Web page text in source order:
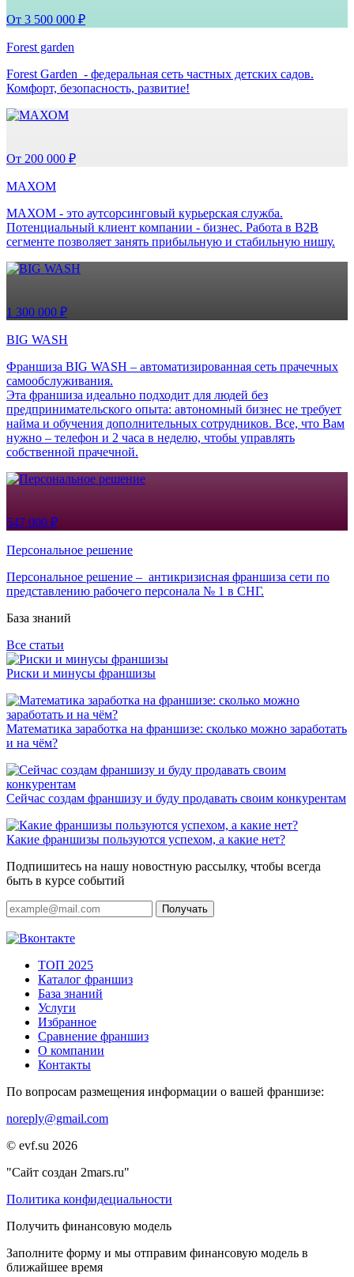
От 3 500 000 ₽
Forest garden
Forest Garden - федеральная сеть частных детских садов.
Комфорт, безопасность, развитие!
От 200 000 ₽
МАХОМ
МАХОМ - это аутсорсинговый курьерская служба.
Потенциальный клиент компании - бизнес. Работа в B2B
сегменте позволяет занять прибыльную и стабильную нишу.
1 300 000 ₽
BIG WASH
Франшиза BIG WASH – автоматизированная сеть прачечных
самообслуживания.
Эта франшиза идеально подходит для людей без
предпринимательского опыта: автономный бизнес не требует
найма и обучения дополнительных сотрудников. Все, что Вам
нужно – телефон и 2 часа в неделю, чтобы управлять
собственной прачечной.
547 000 ₽
Персональное решение
Персональное решение – антикризисная франшиза сети по
представлению рабочего персонала № 1 в СНГ.
База знаний
Все статьи
Риски и минусы франшизы
Математика заработка на франшизе: сколько можно заработать
и на чём?
Сейчас создам франшизу и буду продавать своим конкурентам
Какие франшизы пользуются успехом, а какие нет?
Подпишитесь на нашу новостную рассылку, чтобы всегда
быть в курсе событий
Получать
ТОП 2025
Каталог франшиз
База знаний
Услуги
Избранное
Сравнение франшиз
О компании
Контакты
По вопросам размещения информации о вашей франшизе:
noreply@gmail.com
© evf.su 2026
"Сайт создан 2mars.ru"
Политика конфидециальности
Получить финансовую модель
Заполните форму и мы отправим финансовую модель в
ближайшее время